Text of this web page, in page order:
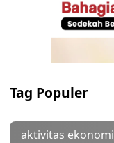
Tag Populer
aktivitas ekonomi